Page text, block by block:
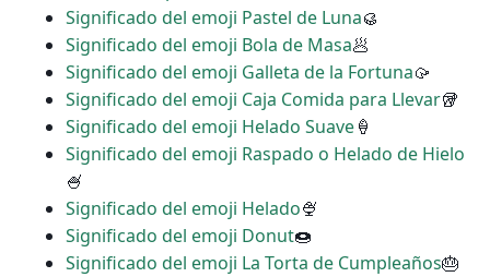
Significado del emoji Pastel de Luna🥮
Significado del emoji Bola de Masa🥟
Significado del emoji Galleta de la Fortuna🥠
Significado del emoji Caja Comida para Llevar🥡
Significado del emoji Helado Suave🍦
Significado del emoji Raspado o Helado de Hielo
🍧
Significado del emoji Helado🍨
Significado del emoji Donut🍩
Significado del emoji La Torta de Cumpleaños🎂